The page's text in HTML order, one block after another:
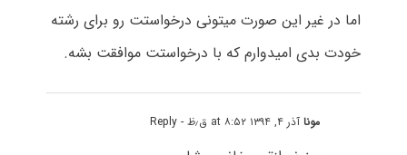
اما در غیر این صورت میتونی درخواستت رو برای رشته
خودت بدی امیدوارم که با درخواستت موافقت بشه.
موناآذر ۴, ۱۳۹۴ at ۸:۵۲ ق٫ظ - Reply